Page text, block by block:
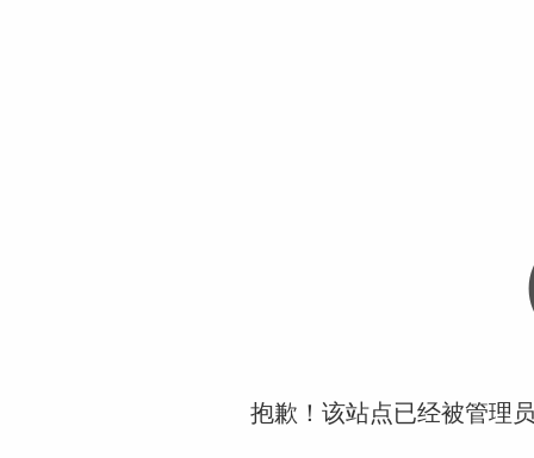
抱歉！该站点已经被管理